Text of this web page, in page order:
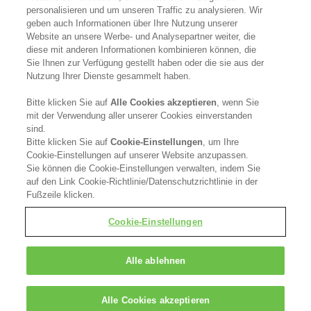
Become a Stockist
Privacy Policy
Terms & Conditions
FOLLOW US
Kerasilk is part of
personalisieren und um unseren Traffic zu analysieren. Wir
geben auch Informationen über Ihre Nutzung unserer
Website an unsere Werbe- und Analysepartner weiter, die
diese mit anderen Informationen kombinieren können, die
Sie Ihnen zur Verfügung gestellt haben oder die sie aus der
Nutzung Ihrer Dienste gesammelt haben.
Bitte klicken Sie aufAlle Cookies akzeptieren, wenn Sie
mit der Verwendung aller unserer Cookies einverstanden
sind.
Bitte klicken Sie aufCookie-Einstellungen, um Ihre
Cookie-Einstellungen auf unserer Website anzupassen.
Sie können die Cookie-Einstellungen verwalten, indem Sie
auf den Link Cookie-Richtlinie/Datenschutzrichtlinie in der
Fußzeile klicken.
Cookie-Einstellungen
Alle ablehnen
Alle Cookies akzeptieren